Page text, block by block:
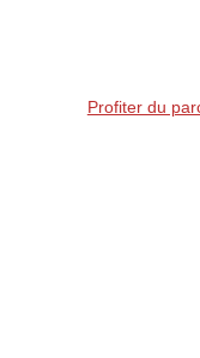
Profiter du